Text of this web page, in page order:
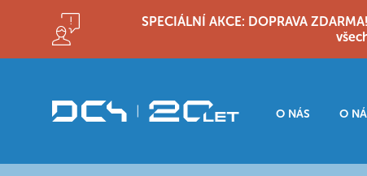
SPECIÁLNÍ AKCE: DOPRAVA
O NÁS O